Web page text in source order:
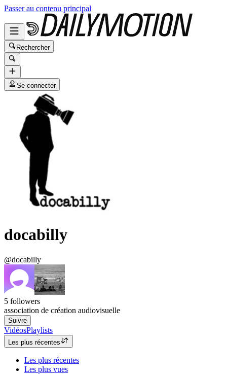
Passer au contenu principal
Rechercher
Se connecter
docabilly
@docabilly
5 followers
association de création audiovisuelle
Suivre
VidéosPlaylists
Les plus récentes
Les plus récentes
Les plus vues